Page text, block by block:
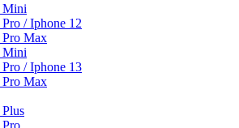
Mini
/ Iphone 12
Pro Max
Mini
/ Iphone 13
Pro Max